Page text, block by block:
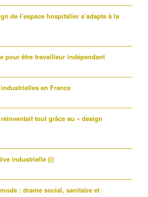
de l’espace hospitalier s’adapte à la
pour être travailleur indépendant
en France
tout grâce au « design
industrielle (i)
: drame social, sanitaire et